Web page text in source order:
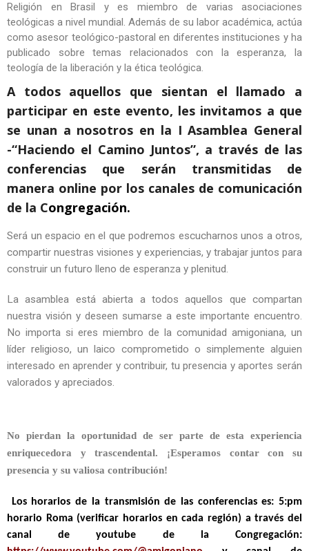
Religión en Brasil y es miembro de varias asociaciones
teológicas a nivel mundial. Además de su labor académica, actúa
como asesor teológico-pastoral en diferentes instituciones y ha
publicado sobre temas relacionados con la esperanza, la
teología de la liberación y la ética teológica.
A todos aquellos que sientan el llamado a
participar en este evento, les invitamos a que
se unan a nosotros en la I Asamblea General
-“Haciendo el Camino Juntos”, a través de las
conferencias que serán transmitidas de
manera online por los canales de comunicación
de la Congregación.
Será un espacio en el que podremos escucharnos unos a otros,
compartir nuestras visiones y experiencias, y trabajar juntos para
construir un futuro lleno de esperanza y plenitud.
La asamblea está abierta a todos aquellos que compartan
nuestra visión y deseen sumarse a este importante encuentro.
No importa si eres miembro de la comunidad amigoniana, un
líder religioso, un laico comprometido o simplemente alguien
interesado en aprender y contribuir, tu presencia y aportes serán
valorados y apreciados.
No pierdan la oportunidad de ser parte de esta experiencia
enriquecedora y trascendental. ¡Esperamos contar con su
presencia y su valiosa contribución!
Los horarios de la transmisión de las conferencias es: 5:pm
horario Roma (verificar horarios en cada región) a través del
canal de youtube de la Congregación: